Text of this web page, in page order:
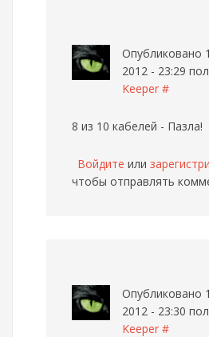
Опубликовано
2012 - 23:29
Keeper #
8 из 10 кабелей - Пазла!
Войдите или
чтобы отправлять
Опубликовано
2012 - 23:30
Keeper #